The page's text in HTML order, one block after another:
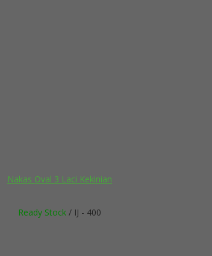
Nakas Oval 3 Laci Kekinian
Ready Stock / IJ - 400